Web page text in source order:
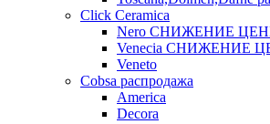
Cliсk Ceramica
Nero СНИЖЕНИЕ
Venecia СНИЖЕНИЕ
Veneto
Cobsa распродажа
America
Decora